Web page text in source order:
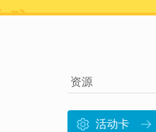
资源
活动卡